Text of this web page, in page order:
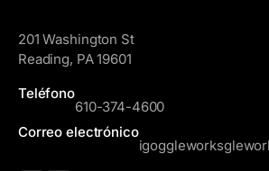
201 Washington St
Reading, PA 19601
Teléfono
610-374-4600
Correo electrónico